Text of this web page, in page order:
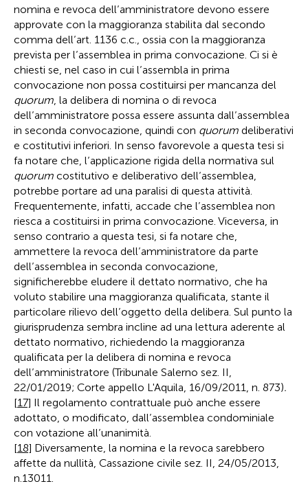
nomina e revoca dell’amministratore devono essere
approvate con la maggioranza stabilita dal secondo
comma dell’art. 1136 c.c., ossia con la maggioranza
prevista per l’assemblea in prima convocazione. Ci si è
chiesti se, nel caso in cui l’assembla in prima
convocazione non possa costituirsi per mancanza del
quorum, la delibera di nomina o di revoca
dell’amministratore possa essere assunta dall’assemblea
in seconda convocazione, quindi con quorum deliberativi
e costitutivi inferiori. In senso favorevole a questa tesi si
fa notare che, l’applicazione rigida della normativa sul
quorum costitutivo e deliberativo dell’assemblea,
potrebbe portare ad una paralisi di questa attività.
Frequentemente, infatti, accade che l’assemblea non
riesca a costituirsi in prima convocazione. Viceversa, in
senso contrario a questa tesi, si fa notare che,
ammettere la revoca dell’amministratore da parte
dell’assemblea in seconda convocazione,
significherebbe eludere il dettato normativo, che ha
voluto stabilire una maggioranza qualificata, stante il
particolare rilievo dell’oggetto della delibera. Sul punto la
giurisprudenza sembra incline ad una lettura aderente al
dettato normativo, richiedendo la maggioranza
qualificata per la delibera di nomina e revoca
dell’amministratore (Tribunale Salerno sez. II,
22/01/2019; Corte appello L'Aquila, 16/09/2011, n. 873).
[17] Il regolamento contrattuale può anche essere
adottato, o modificato, dall’assemblea condominiale
con votazione all’unanimità.
[18] Diversamente, la nomina e la revoca sarebbero
affette da nullità, Cassazione civile sez. II, 24/05/2013,
n.13011.